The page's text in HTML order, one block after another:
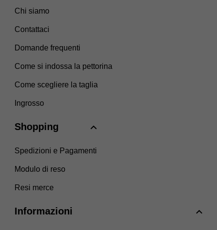
Chi siamo
Contattaci
Domande frequenti
Come si indossa la pettorina
Come scegliere la taglia
Ingrosso
Shopping
Spedizioni e Pagamenti
Modulo di reso
Resi merce
Informazioni